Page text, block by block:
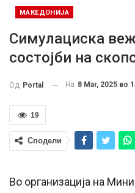
МАКЕДОНИЈА
Симулациска
состојби на
Од Portal На 8 Mar, 2025 во
19
Сподели
Во организација на